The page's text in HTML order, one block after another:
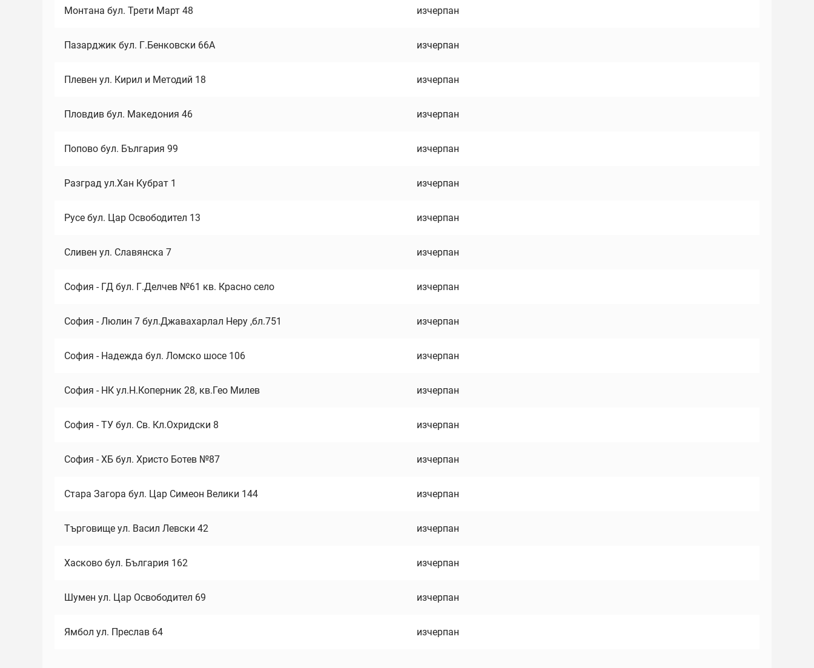
Монтана бул. Трети Март 48 изчерпан
Пазарджик бул. Г.Бенковски 66А изчерпан
Плевен ул. Кирил и Методий 18 изчерпан
Пловдив бул. Македония 46 изчерпан
Попово бул. България 99 изчерпан
Разград ул.Хан Кубрат 1 изчерпан
Русе бул. Цар Освободител 13 изчерпан
Сливен ул. Славянска 7 изчерпан
София - ГД бул. Г.Делчев №61 кв. Красно село изчерпан
София - Люлин 7 бул.Джавахарлал Неру ,бл.751 изчерпан
София - Надежда бул. Ломско шосе 106 изчерпан
София - НК ул.Н.Коперник 28, кв.Гео Милев изчерпан
София - ТУ бул. Св. Кл.Охридски 8 изчерпан
София - ХБ бул. Христо Ботев №87 изчерпан
Стара Загора бул. Цар Симеон Велики 144 изчерпан
Търговище ул. Васил Левски 42 изчерпан
Хасково бул. България 162 изчерпан
Шумен ул. Цар Освободител 69 изчерпан
Ямбол ул. Преслав 64 изчерпан